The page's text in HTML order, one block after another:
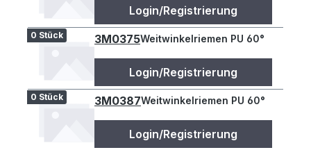
Login/Registrierung
0 Stück 3M0375Weitwinkelriemen PU 60°
Login/Registrierung
0 Stück 3M0387Weitwinkelriemen PU 60°
Login/Registrierung